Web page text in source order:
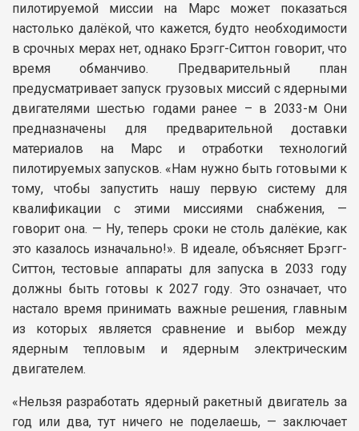
пилотируемой миссии на Марс может показаться
настолько далёкой, что кажется, будто необходимости
в срочных мерах нет, однако Брэгг-Ситтон говорит, что
время обманчиво. Предварительный план
предусматривает запуск грузовых миссий с ядерными
двигателями шестью годами ранее – в 2033-м Они
предназначены для предварительной доставки
материалов на Марс и отработки технологий
пилотируемых запусков. «Нам нужно быть готовыми к
тому, чтобы запустить нашу первую систему для
квалификации с этими миссиями снабжения, —
говорит она. — Ну, теперь сроки не столь далёкие, как
это казалось изначально!». В идеале, объясняет Брэгг-
Ситтон, тестовые аппараты для запуска в 2033 году
должны быть готовы к 2027 году. Это означает, что
настало время принимать важные решения, главным
из которых является сравнение и выбор между
ядерным тепловым и ядерным электрическим
двигателем.
«Нельзя разработать ядерный ракетный двигатель за
год или два, тут ничего не поделаешь, — заключает